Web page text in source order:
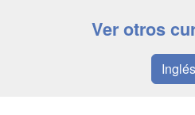
Ver otros
Inglés